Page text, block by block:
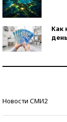
Как
Новости СМИ2